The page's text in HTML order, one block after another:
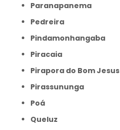
Paranapanema
Pedreira
Pindamonhangaba
Piracaia
Pirapora do Bom Jesus
Pirassununga
Poá
Queluz